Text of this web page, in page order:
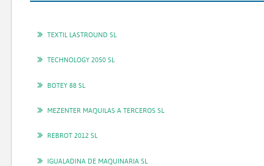
TEXTIL LASTROUND SL
TECHNOLOGY 2050 SL
BOTEY 88 SL
MEZENTER MAQUILAS A TERCEROS SL
REBROT 2012 SL
IGUALADINA DE MAQUINARIA SL